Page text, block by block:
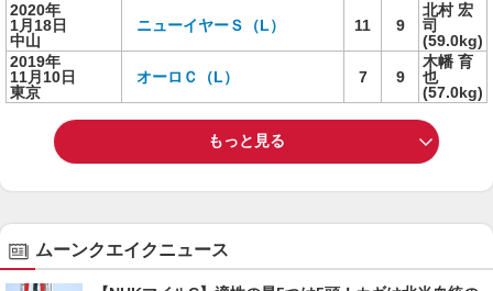
2020年
1月18日
中山
ニューイヤーＳ（L） 11 9
北村 宏
司
(59.0kg)
2019年
11月10日
東京
オーロＣ（L） 7 9
木幡 育
也
(57.0kg)
もっと見る
ムーンクエイクニュース